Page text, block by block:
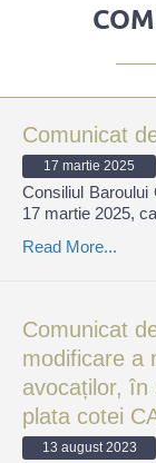
Comunicat
17 martie 2025
Consiliul
17 martie 2025,
Read More...
Comunicat
modificare a
avocaților, în
plata cotei
13 august 2023